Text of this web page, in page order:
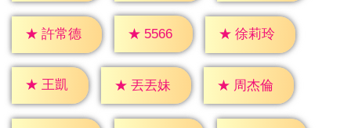
★ 許常德 ★ 5566 ★ 徐莉玲
★ 王凱 ★ 丟丟妹 ★ 周杰倫